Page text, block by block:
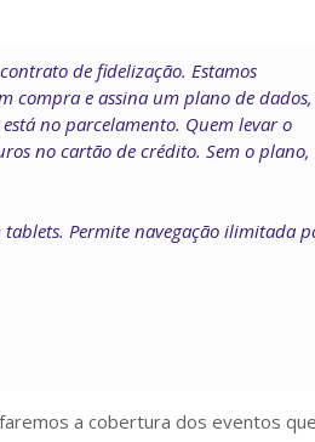
de fidelização. Estamos
compra e assina um plano de dados,
no parcelamento. Quem levar o
no cartão de crédito. Sem o plano,
Permite navegação ilimitada
a cobertura dos eventos que